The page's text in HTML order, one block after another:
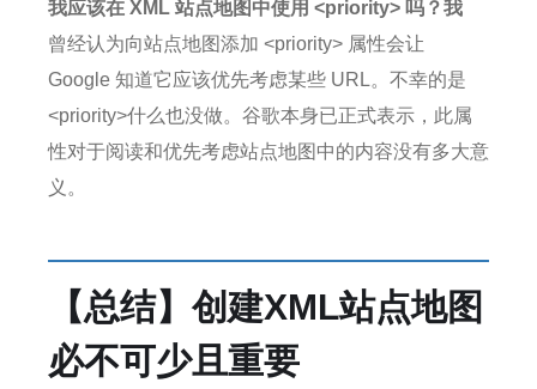
我应该在 XML 站点地图中使用 <priority> 吗？我
曾经认为向站点地图添加 <priority> 属性会让
Google 知道它应该优先考虑某些 URL。 不幸的是
<priority>什么也没做。 谷歌本身已正式表示，此属
性对于阅读和优先考虑站点地图中的内容没有多大意
义。
【总结】创建XML站点地图
必不可少且重要